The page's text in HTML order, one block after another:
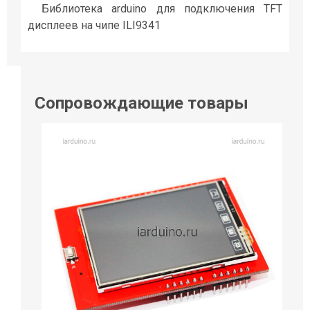
Библиотека arduino для подключения TFT
дисплеев на чипе ILI9341
Сопровождающие товары